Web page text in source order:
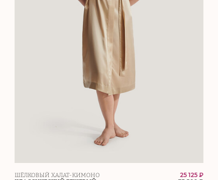
ШЁЛКОВЫЙ ХАЛАТ-КИМОНО
25 125 ₽